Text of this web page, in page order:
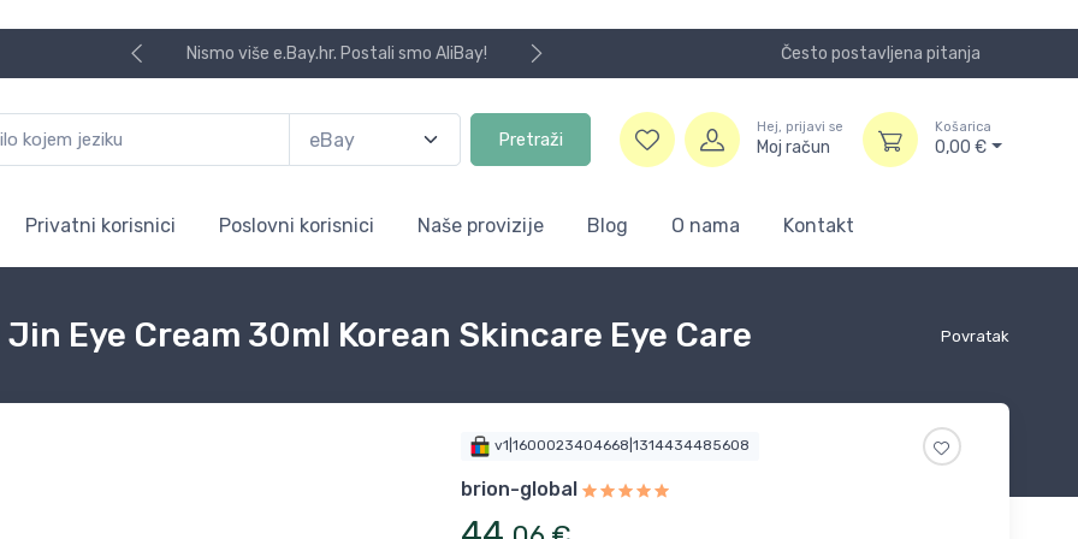
Nismo više e.Bay.hr. Postali smo AliBay! Često postavljena pitanja
Pretraži
Hej, prijavi se
Moj račun
Košarica
0,00 €
Privatni korisnici Poslovni korisnici Naše provizije Blog O nama Kontakt
Povratak
Eye Cream 30ml Korean Skincare Eye Care
v1|1600023404668|1314434485608
brion-global